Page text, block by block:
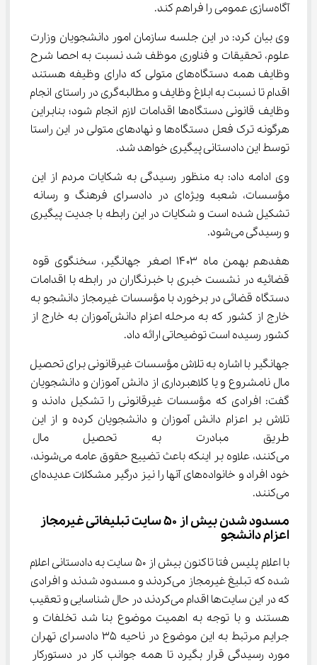
آگاه‌سازی عمومی را فراهم کند.
وی بیان کرد: در این جلسه سازمان امور دانشجویان وزارت
علوم، تحقیقات و فناوری موظف شد نسبت به احصا شرح
وظایف همه دستگاه‌های متولی که دارای وظیفه هستند
اقدام تا نسبت به ابلاغ وظایف و مطالبه‌گری در راستای انجام
وظایف قانونی دستگاه‌ها اقدامات لازم انجام شود؛ بنابراین
هرگونه ترک فعل دستگاه‌ها و نهادهای متولی در این راستا
توسط این دادستانی پیگیری خواهد شد.
وی ادامه داد: به منظور رسیدگی به شکایات مردم از این
مؤسسات، شعبه ویژه‌ای در دادسرای فرهنگ و رسانه
تشکیل شده است و شکایات در این رابطه با جدیت پیگیری
و رسیدگی می‌شود.
هفدهم بهمن ماه ۱۴۰۳ اصغر جهانگیر، سخنگوی قوه
قضائیه در نشست خبری با خبرنگاران در رابطه با اقدامات
دستگاه قضائی در برخورد با مؤسسات غیرمجاز دانشجو به
خارج از کشور که به مرحله اعزام دانش‌آموزان به خارج از
کشور رسیده است توضیحاتی ارائه داد.
جهانگیر با اشاره به تلاش مؤسسات غیرقانونی برای تحصیل
مال نامشروع و یا کلاهبرداری از دانش آموزان و دانشجویان
گفت: افرادی که مؤسسات غیرقانونی را تشکیل دادند و
تلاش بر اعزام دانش آموزان و دانشجویان کرده و از این
طریق مبادرت به تحصیل مال
می‌کنند، علاوه بر اینکه باعث تضییع حقوق عامه می‌شوند،
خود افراد و خانواده‌های آنها را نیز درگیر مشکلات عدیده‌ای
می‌کنند.
مسدود شدن بیش از ۵۰ سایت تبلیغاتی غیرمجاز
اعزام دانشجو
با اعلام پلیس فتا تاکنون بیش از ۵۰ سایت به دادستانی اعلام
شده که تبلیغ غیرمجاز می‌کردند و مسدود شدند و افرادی
که در این سایت‌ها اقدام می‌کردند در حال شناسایی و تعقیب
هستند و با توجه به اهمیت موضوع بنا شد تخلفات و
جرایم مرتبط به این موضوع در ناحیه ۳۵ دادسرای تهران
مورد رسیدگی قرار بگیرد تا همه جوانب کار در دستورکار